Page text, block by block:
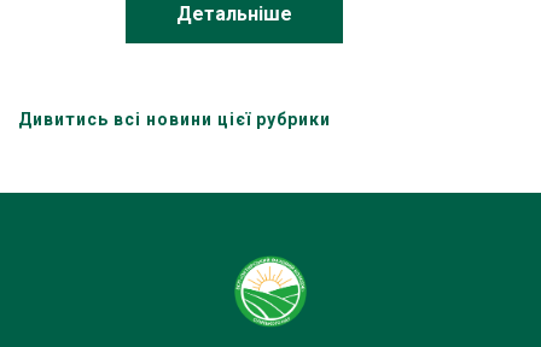
Детальніше
Дивитись всі новини цієї рубрики